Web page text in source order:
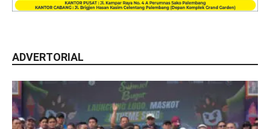
ADVERTORIAL